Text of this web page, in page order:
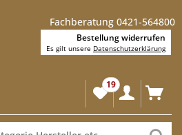
Fachberatung 0421-564800
19
Bestellung widerrufen
Es gilt unsere Datenschutzerklärung